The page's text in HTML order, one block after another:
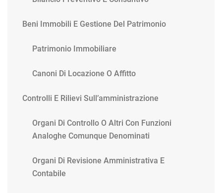
Beni Immobili E Gestione Del Patrimonio
Patrimonio Immobiliare
Canoni Di Locazione O Affitto
Controlli E Rilievi Sull’amministrazione
Organi Di Controllo O Altri Con Funzioni
Analoghe Comunque Denominati
Organi Di Revisione Amministrativa E
Contabile